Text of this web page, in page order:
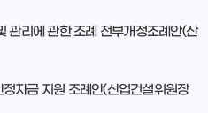
관리에 관한 조례 전부개정조례안(산
자금 지원 조례안(산업건설위원장